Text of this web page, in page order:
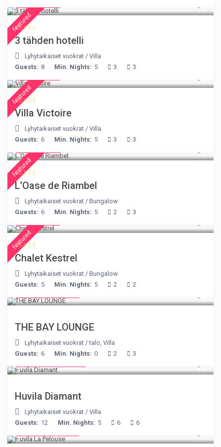
featured
3 tähden hotelli
Lyhytaikaiset vuokrat /Villa
Guests: 8 Min. Nights: 5 3 3
featured
Villa Victoire
Lyhytaikaiset vuokrat /Villa
Guests: 6 Min. Nights: 5 3 3
featured
L’Oase de Riambel
Lyhytaikaiset vuokrat /Bungalow
Guests: 6 Min. Nights: 5 2 3
featured
Chalet Kestrel
Lyhytaikaiset vuokrat /Bungalow
Guests: 5 Min. Nights: 5 2 2
THE BAY LOUNGE
Lyhytaikaiset vuokrat /talo,Villa
Guests: 6 Min. Nights: 0 2 3
Huvila Diamant
Lyhytaikaiset vuokrat /Villa
Guests: 12 Min. Nights: 5 6 6